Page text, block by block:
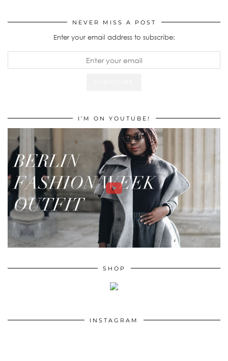
NEVER MISS A POST
Enter your email address to subscribe:
I’M ON YOUTUBE!
SHOP
INSTAGRAM